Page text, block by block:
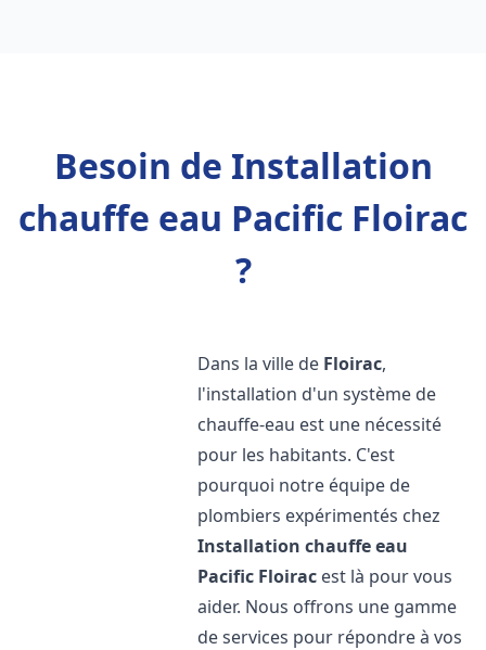
Besoin de Installation
chauffe eau Pacific Floirac
?
Dans la ville de Floirac,
l'installation d'un système de
chauffe-eau est une nécessité
pour les habitants. C'est
pourquoi notre équipe de
plombiers expérimentés chez
Installation chauffe eau
Pacific Floirac est là pour vous
aider. Nous offrons une gamme
de services pour répondre à vos